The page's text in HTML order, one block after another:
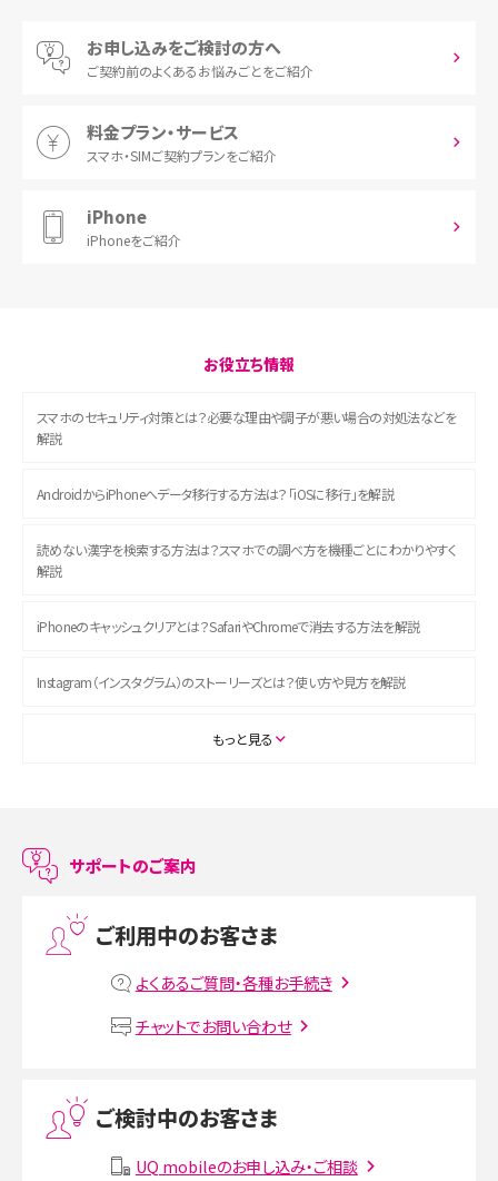
お申し込みをご検討の方へ
ご契約前のよくあるお悩みごとをご紹介
料金プラン・サービス
スマホ・SIMご契約プランをご紹介
iPhone
iPhoneをご紹介
お役立ち情報
スマホのセキュリティ対策とは？必要な理由や調子が悪い場合の対処法などを
解説
AndroidからiPhoneへデータ移行する方法は？「iOSに移行」を解説
読めない漢字を検索する方法は？スマホでの調べ方を機種ごとにわかりやすく
解説
iPhoneのキャッシュクリアとは？SafariやChromeで消去する方法を解説
Instagram（インスタグラム）のストーリーズとは？使い方や見方を解説
ASMRとは？初心者向けの代表ジャンルや楽しみ方を解説
LINEで友だちを削除する方法は？方法ごとの影響や復活・復元する方法も解説
MNOとは？MVNOやMVNEとの違いやメリット・デメリットを解説
VPN接続とは？仕組みや必要性、メリット・デメリット、接続方法を解説
Instagram（インスタグラム）でスクショするとバレる？バレるケースや撮り方も解
もっと見る
サポートのご案内
ご利用中のお客さま
よくあるご質問・各種お手続き
チャットでお問い合わせ
ご検討中のお客さま
UQ mobileのお申し込み・ご相談